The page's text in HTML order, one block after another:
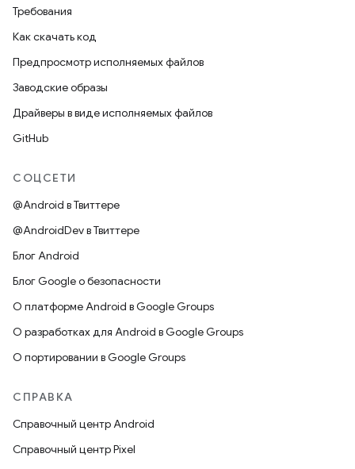
Требования
Как скачать код
Предпросмотр исполняемых файлов
Заводские образы
Драйверы в виде исполняемых файлов
GitHub
СОЦСЕТИ
@Android в Твиттере
@AndroidDev в Твиттере
Блог Android
Блог Google о безопасности
О платформе Android в Google Groups
О разработках для Android в Google Groups
О портировании в Google Groups
СПРАВКА
Справочный центр Android
Справочный центр Pixel